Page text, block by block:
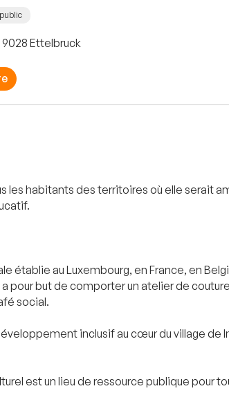
Ettelbruck
les habitants des territoires où elle serait
établie au Luxembourg, en France, en
pour but de comporter un atelier de
social.
inclusif au cœur du village de
est un lieu de ressource publique pour